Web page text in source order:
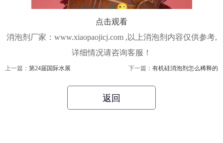
点击观看
消泡剂厂家：www.xiaopaojicj.com ,以上消泡剂内容仅供参考,
详细情况请咨询客服！
上一篇： 第24届国际水展 下一篇： 有机硅消泡剂怎么稀释的
返回